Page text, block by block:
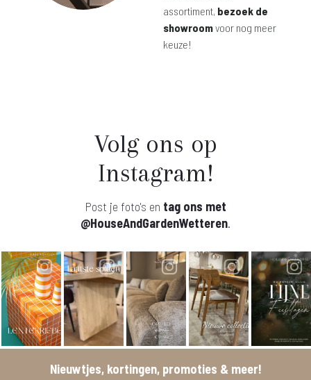
assortiment, bezoek de
showroomvoor nog meer
keuze!
Volg ons op
Instagram!
Post je foto's en tag ons met
@HouseAndGardenWetteren.
Nieuwtjes, kortingen, promoties & meer!